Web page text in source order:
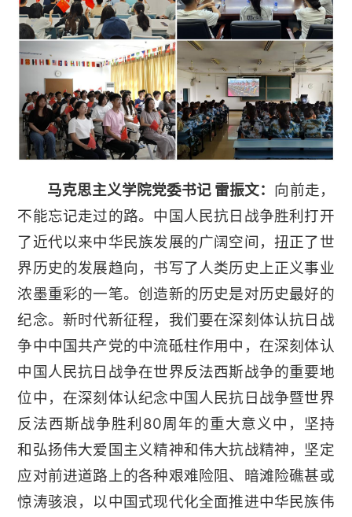
马克思主义学院党委书记 雷振文： 向前走，
不能忘记走过的路。中国人民抗日战争胜利打开
了近代以来中华民族发展的广阔空间，扭正了世
界历史的发展趋向，书写了人类历史上正义事业
浓墨重彩的一笔。创造新的历史是对历史最好的
纪念。新时代新征程，我们要在深刻体认抗日战
争中中国共产党的中流砥柱作用中，在深刻体认
中国人民抗日战争在世界反法西斯战争的重要地
位中，在深刻体认纪念中国人民抗日战争暨世界
反法西斯战争胜利80周年的重大意义中，坚持
和弘扬伟大爱国主义精神和伟大抗战精神，坚定
应对前进道路上的各种艰难险阻、暗滩险礁甚或
惊涛骇浪，以中国式现代化全面推进中华民族伟